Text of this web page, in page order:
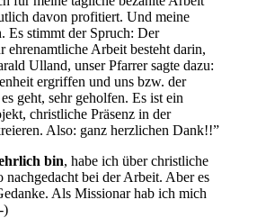
davon profitiert. Und meine
Es stimmt der Spruch: Der
ehrenamtliche Arbeit besteht darin,
Ulland, unser Pfarrer sagte dazu:
ergriffen und uns bzw. der
geht, sehr geholfen. Es ist ein
christliche Präsenz in der
Also: ganz herzlichen Dank!!”
bin, habe ich über christliche
nachgedacht bei der Arbeit. Aber es
Als Missionar hab ich mich
)